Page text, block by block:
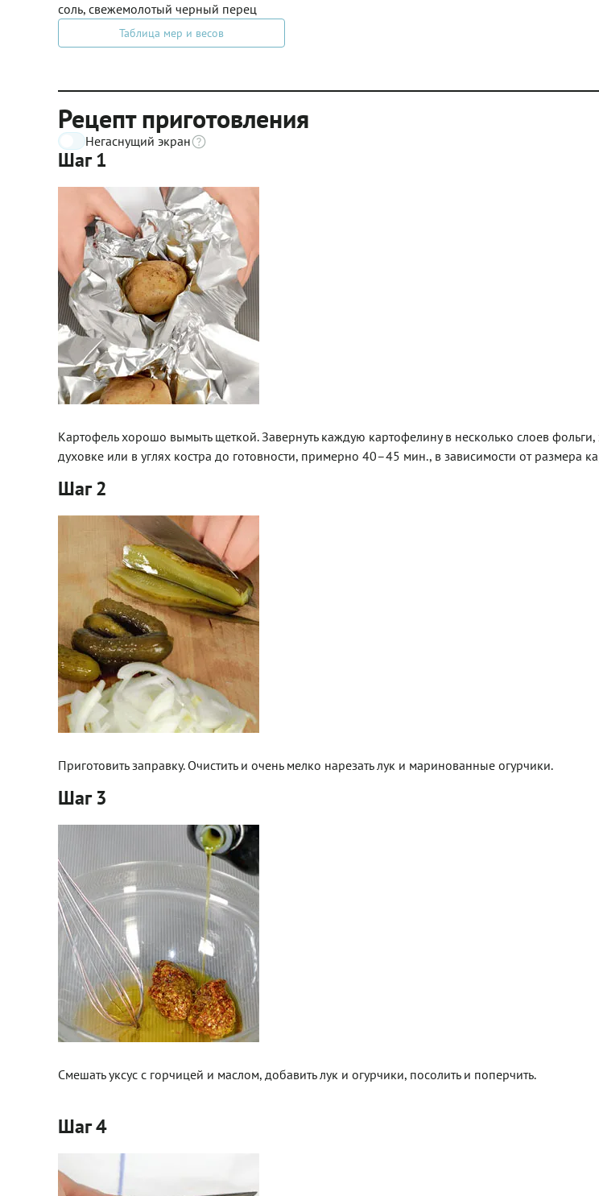
соль, свежемолотый черный перец
Таблица мер и весов
Рецепт приготовления
Негаснущий экран
Шаг 1
Картофель хорошо вымыть щеткой. Завернуть каждую картофелину в несколько слоев фольги,
духовке или в углях костра до готовности, примерно 40–45 мин., в зависимости от размера
Шаг 2
Приготовить заправку. Очистить и очень мелко нарезать лук и маринованные огурчики.
Шаг 3
Смешать уксус с горчицей и маслом, добавить лук и огурчики, посолить и поперчить.
Шаг 4